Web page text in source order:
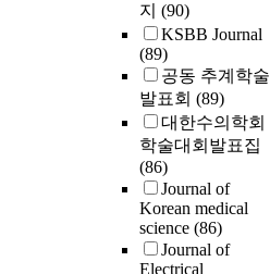
지 (90)
KSBB Journal
(89)
공동 추계학술
발표회 (89)
대한수의학회
학술대회발표집
(86)
Journal of
Korean medical
science (86)
Journal of
Electrical